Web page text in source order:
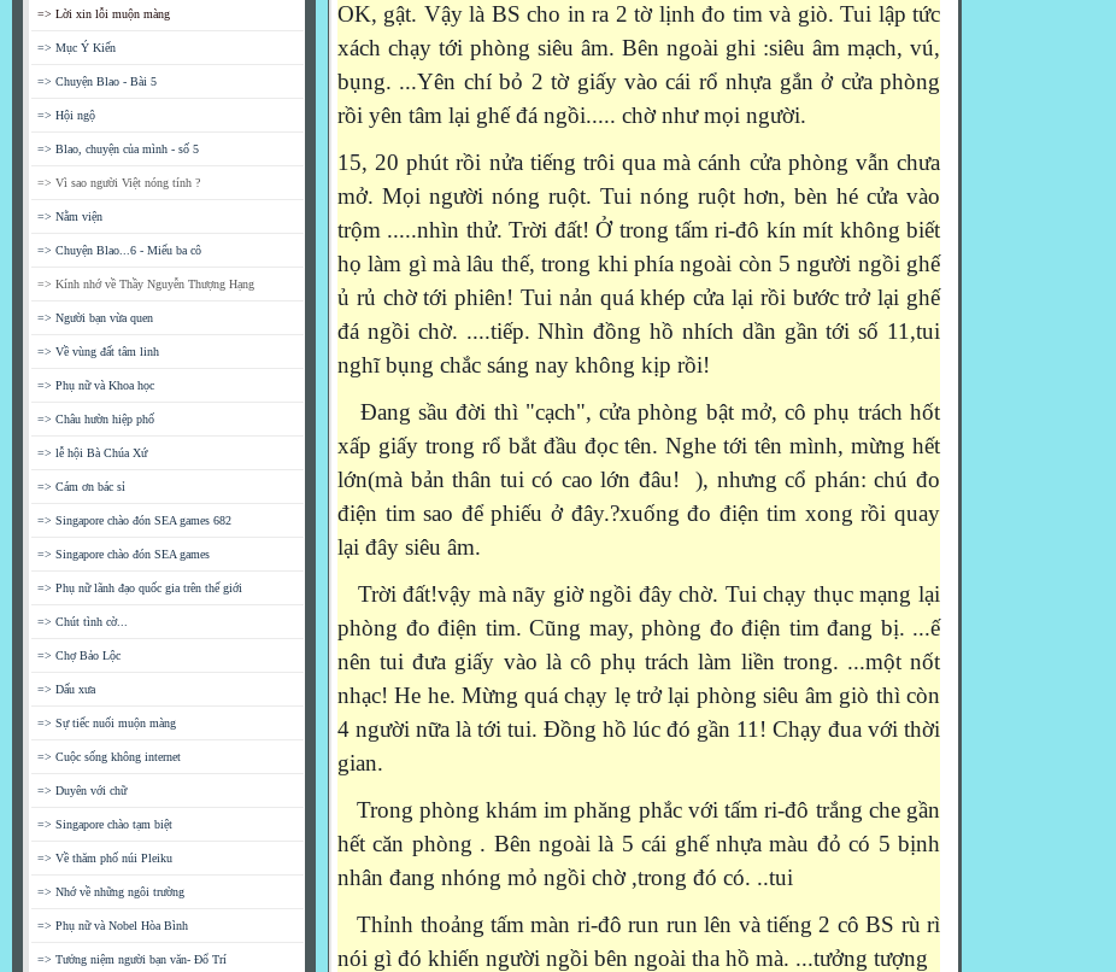
=> Lời xin lỗi muộn màng
=> Mục Ý Kiến
=> Chuyện Blao - Bài 5
=> Hội ngộ
=> Blao, chuyện của mình - số 5
=> Vì sao người Việt nóng tính ?
=> Nằm viện
=> Chuyện Blao...6 - Miếu ba cô
=> Kính nhớ về Thầy Nguyễn Thượng Hạng
=> Người bạn vừa quen
=> Về vùng đất tâm linh
=> Phụ nữ và Khoa học
=> Châu hườn hiệp phố
=> lễ hội Bà Chúa Xứ
=> Cám ơn bác sỉ
=> Singapore chào đón SEA games 682
=> Singapore chào đón SEA games
=> Phụ nữ lãnh đạo quốc gia trên thế giới
=> Chút tình cờ...
=> Chợ Bảo Lộc
=> Dấu xưa
=> Sự tiếc nuối muộn màng
=> Cuộc sống không internet
=> Duyên với chữ
=> Singapore chào tạm biệt
=> Về thăm phố núi Pleiku
=> Nhớ về những ngôi trường
=> Phụ nữ và Nobel Hòa Bình
=> Tưởng niệm người bạn văn- Đổ Trí
OK, gật. Vậy là BS cho in ra 2 tờ lịnh đo tim và giò. Tui lập tức
xách chạy tới phòng siêu âm. Bên ngoài ghi :siêu âm mạch, vú,
bụng. ...Yên chí bỏ 2 tờ giấy vào cái rổ nhựa gắn ở cửa phòng
rồi yên tâm lại ghế đá ngồi..... chờ như mọi người.
15, 20 phút rồi nửa tiếng trôi qua mà cánh cửa phòng vẫn chưa
mở. Mọi người nóng ruột. Tui nóng ruột hơn, bèn hé cửa vào
trộm .....nhìn thử. Trời đất! Ở trong tấm ri-đô kín mít không biết
họ làm gì mà lâu thế, trong khi phía ngoài còn 5 người ngồi ghế
ủ rủ chờ tới phiên! Tui nản quá khép cửa lại rồi bước trở lại ghế
đá ngồi chờ. ....tiếp. Nhìn đồng hồ nhích dần gần tới số 11,tui
nghĩ bụng chắc sáng nay không kịp rồi!
Đang sầu đời thì "cạch", cửa phòng bật mở, cô phụ trách hốt
xấp giấy trong rổ bắt đầu đọc tên. Nghe tới tên mình, mừng hết
lớn(mà bản thân tui có cao lớn đâu! ), nhưng cổ phán: chú đo
điện tim sao để phiếu ở đây.?xuống đo điện tim xong rồi quay
lại đây siêu âm.
Trời đất!vậy mà nãy giờ ngồi đây chờ. Tui chạy thục mạng lại
phòng đo điện tim. Cũng may, phòng đo điện tim đang bị. ...ế
nên tui đưa giấy vào là cô phụ trách làm liền trong. ...một nốt
nhạc! He he. Mừng quá chạy lẹ trở lại phòng siêu âm giò thì còn
4 người nữa là tới tui. Đồng hồ lúc đó gần 11! Chạy đua với thời
gian.
Trong phòng khám im phăng phắc với tấm ri-đô trắng che gần
hết căn phòng . Bên ngoài là 5 cái ghế nhựa màu đỏ có 5 bịnh
nhân đang nhóng mỏ ngồi chờ ,trong đó có. ..tui
Thỉnh thoảng tấm màn ri-đô run run lên và tiếng 2 cô BS rù rì
nói gì đó khiến người ngồi bên ngoài tha hồ mà. ...tưởng tượng